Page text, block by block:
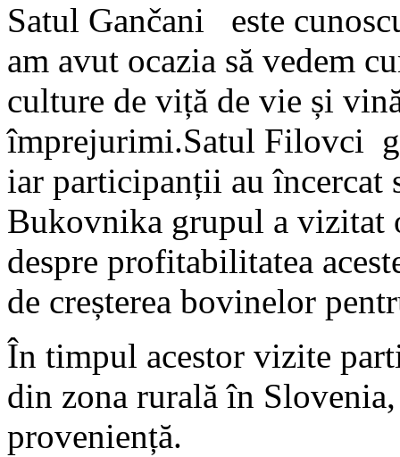
Satul Gančani este
am avut ocazia să vedem
culture de viță de vie și
împrejurimi.Satul Filovci
iar participanții au încercat
Bukovnika grupul a vizitat
despre profitabilitatea
de creșterea bovinelor
În timpul acestor vizite
din zona rurală în
proveniență.